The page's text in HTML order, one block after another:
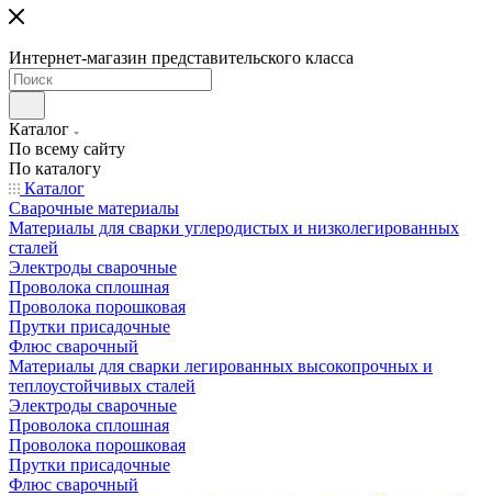
Интернет-магазин представительского класса
Каталог
По всему сайту
По каталогу
Каталог
Сварочные материалы
Материалы для сварки углеродистых и низколегированных
сталей
Электроды сварочные
Проволока сплошная
Проволока порошковая
Прутки присадочные
Флюс сварочный
Материалы для сварки легированных высокопрочных и
теплоустойчивых сталей
Электроды сварочные
Проволока сплошная
Проволока порошковая
Прутки присадочные
Флюс сварочный